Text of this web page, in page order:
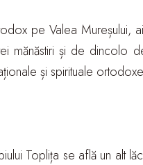
pe Valea
mănăstiri și de dincolo
și spirituale
Toplița se află un alt